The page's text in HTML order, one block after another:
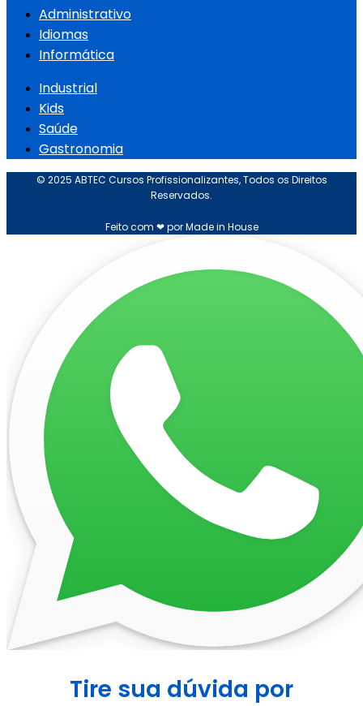
Administrativo
Idiomas
Informática
Industrial
Kids
Saúde
Gastronomia
© 2025 ABTEC Cursos Profissionalizantes, Todos os Direitos
Reservados.
Feito com ❤ por Made in House
Tire sua dúvida por